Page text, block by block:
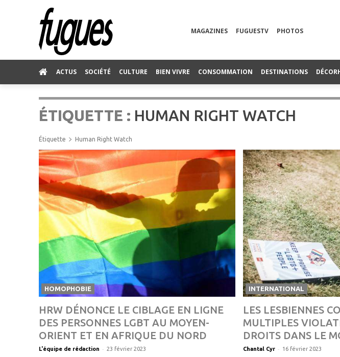
MAGAZINES FUGUESTV PHOTOS
ACTUS SOCIÉTÉ CULTURE BIEN VIVRE CONSOMMATION DESTINATIONS
ÉTIQUETTE : HUMAN RIGHT WATCH
Étiquette Human Right Watch
HOMOPHOBIE
HRW DÉNONCE LE CIBLAGE EN LIGNE
DES PERSONNES LGBT AU MOYEN-
ORIENT ET EN AFRIQUE DU NORD
L'équipe de rédaction - 23 février 2023
INTERNATIONAL
LES LESBIENNES
MULTIPLES
DROITS DANS LE
Chantal Cyr - 16 février 2023